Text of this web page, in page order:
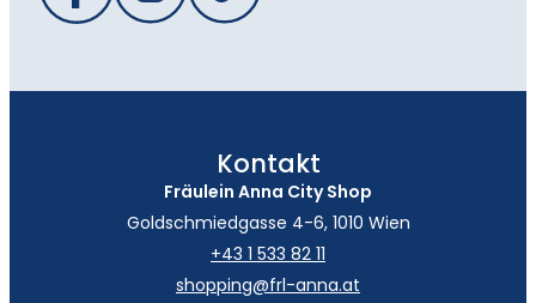
Kontakt
Fräulein Anna City Shop
Goldschmiedgasse 4-6, 1010 Wien
+43 1 533 82 11
shopping@frl-anna.at